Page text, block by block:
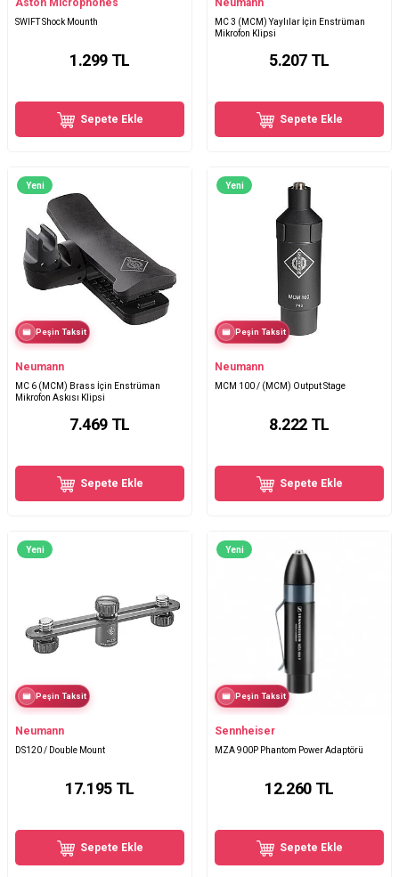
Aston Microphones
SWIFT Shock Mounth
1.299 TL
Sepete Ekle
Neumann
MC 3 (MCM) Yaylılar İçin Enstrüman
Mikrofon Klipsi
5.207 TL
Sepete Ekle
Yeni
Peşin Taksit
Neumann
MC 6 (MCM) Brass İçin Enstrüman
Mikrofon Askısı Klipsi
7.469 TL
Sepete Ekle
Yeni
Peşin Taksit
Neumann
MCM 100 / (MCM) Output Stage
8.222 TL
Sepete Ekle
Yeni
Peşin Taksit
Neumann
DS120 / Double Mount
17.195TL
Sepete Ekle
Yeni
Peşin Taksit
Sennheiser
MZA 900P Phantom Power Adaptörü
12.260TL
Sepete Ekle